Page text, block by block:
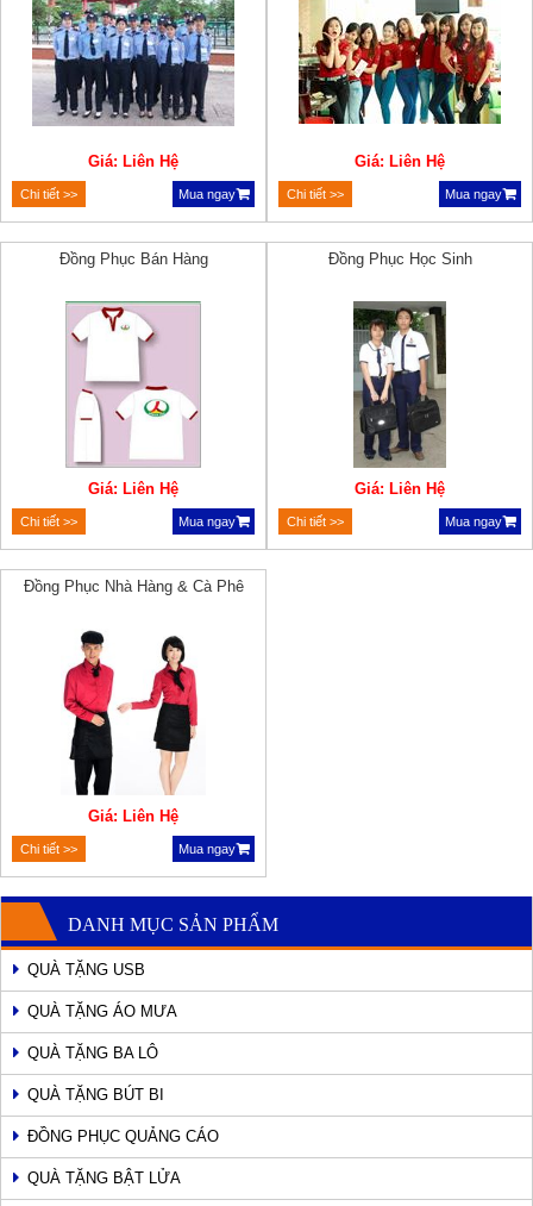
Giá: Liên Hệ
Chi tiết >> Mua ngay
Giá: Liên Hệ
Chi tiết >> Mua ngay
Đồng Phục Bán Hàng
Giá: Liên Hệ
Chi tiết >> Mua ngay
Đồng Phục Học Sinh
Giá: Liên Hệ
Chi tiết >> Mua ngay
Đồng Phục Nhà Hàng & Cà Phê
Giá: Liên Hệ
Chi tiết >> Mua ngay
DANH MỤC SẢN PHẨM
QUÀ TẶNG USB
QUÀ TẶNG ÁO MƯA
QUÀ TẶNG BA LÔ
QUÀ TẶNG BÚT BI
ĐỒNG PHỤC QUẢNG CÁO
QUÀ TẶNG BẬT LỬA